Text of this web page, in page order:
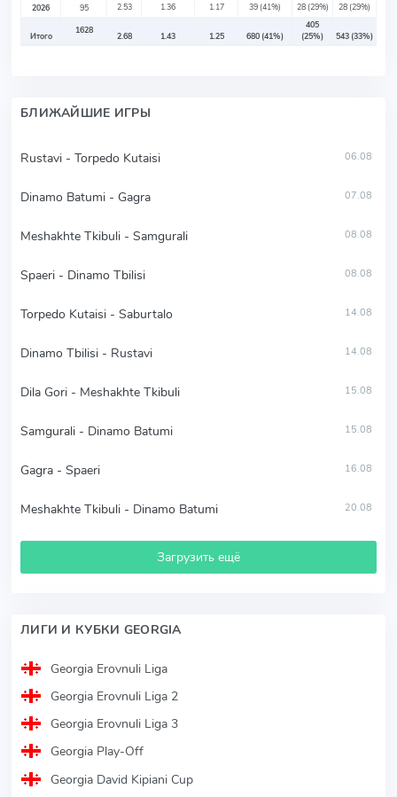
2026
95 2.53 1.36 1.17 39 (41%) 28 (29%) 28 (29%)
Итого
1628
2.68 1.43 1.25 680 (41%)
405
(25%)
543 (33%)
БЛИЖАЙШИЕ ИГРЫ
Rustavi - Torpedo Kutaisi 06.08
Dinamo Batumi - Gagra 07.08
Meshakhte Tkibuli - Samgurali 08.08
Spaeri - Dinamo Tbilisi 08.08
Torpedo Kutaisi - Saburtalo 14.08
Dinamo Tbilisi - Rustavi 14.08
Dila Gori - Meshakhte Tkibuli 15.08
Samgurali - Dinamo Batumi 15.08
Gagra - Spaeri 16.08
Meshakhte Tkibuli - Dinamo Batumi 20.08
Загрузить ещё
ЛИГИ И КУБКИ GEORGIA
Georgia Erovnuli Liga
Georgia Erovnuli Liga 2
Georgia Erovnuli Liga 3
Georgia Play-Off
Georgia David Kipiani Cup